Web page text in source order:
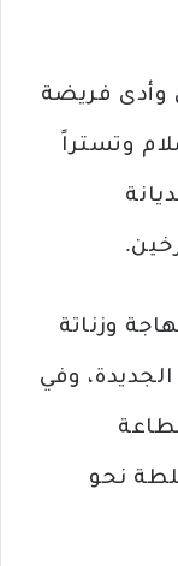
وأدى فريضة
وتستراً
وزناتة
الجديدة، وفي
نحو